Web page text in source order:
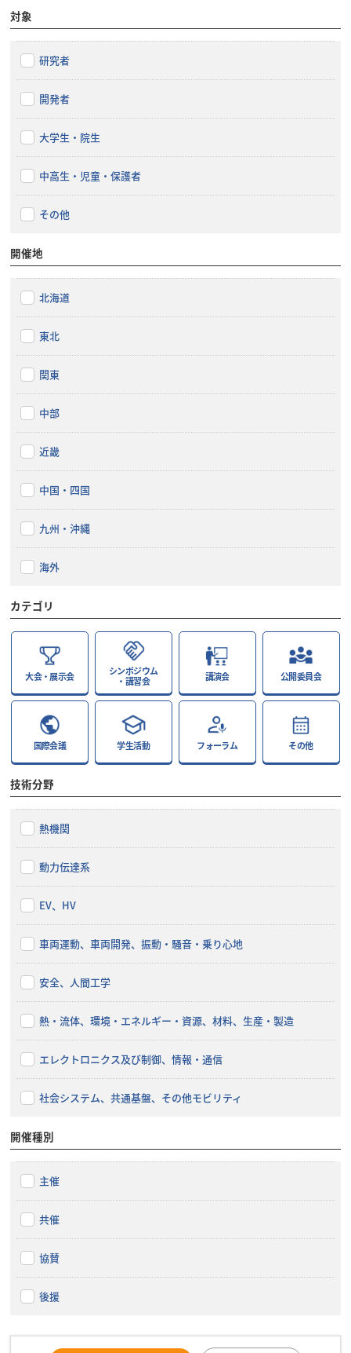
対象
研究者
開発者
大学生・院生
中高生・児童・保護者
その他
開催地
北海道
東北
関東
中部
近畿
中国・四国
九州・沖縄
海外
カテゴリ
大会・展示会
シンポジウム
・講習会
講演会 公開委員会
国際会議 学生活動 フォーラム その他
技術分野
熱機関
動力伝達系
EV、HV
車両運動、車両開発、振動・騒音・乗り心地
安全、人間工学
熱・流体、環境・エネルギー・資源、材料、生産・製造
エレクトロニクス及び制御、情報・通信
社会システム、共通基盤、その他モビリティ
開催種別
主催
共催
協賛
後援